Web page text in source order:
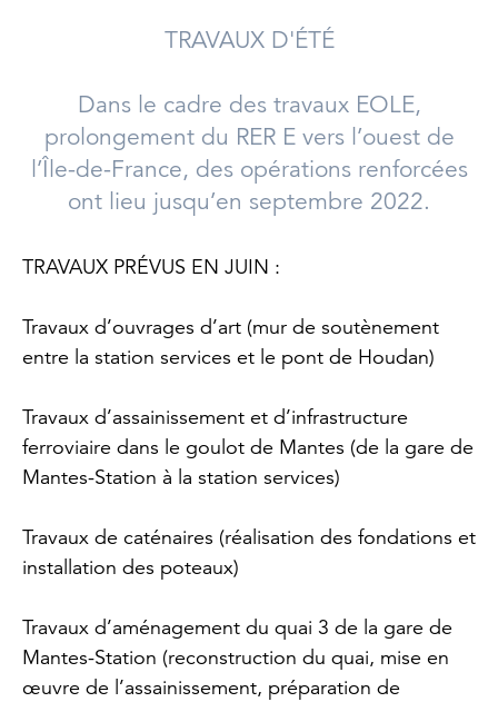
TRAVAUX D'ÉTÉ
Dans le cadre des travaux EOLE,
prolongement du RER E vers l’ouest de
l’Île-de-France, des opérations renforcées
ont lieu jusqu’en septembre 2022.
TRAVAUX PRÉVUS EN JUIN :
Travaux d’ouvrages d’art (mur de soutènement
entre la station services et le pont de Houdan)
Travaux d’assainissement et d’infrastructure
ferroviaire dans le goulot de Mantes (de la gare de
Mantes-Station à la station services)
Travaux de caténaires (réalisation des fondations et
installation des poteaux)
Travaux d’aménagement du quai 3 de la gare de
Mantes-Station (reconstruction du quai, mise en
œuvre de l’assainissement, préparation de